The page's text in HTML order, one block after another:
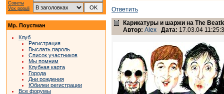
Советы
Vox populi
Мр. Поустман
Клуб
Регистрация
Выслать пароль
Список участников
Мы помним
Клубная карта
Города
Дни рождения
Юбилеи регистрации
Все форумы
Ответить
Карикатуры и шаржи на The
Автор: Alex Дата: 17.03.04